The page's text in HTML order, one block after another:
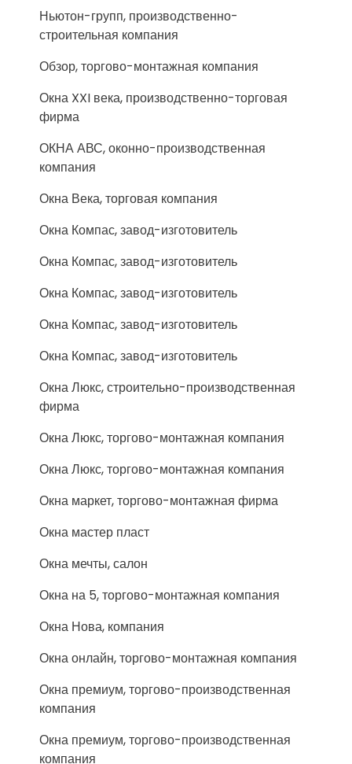
Ньютон-групп, производственно-
строительная компания
Обзор, торгово-монтажная компания
Окна XXI века, производственно-торговая
фирма
ОКНА АВС, оконно-производственная
компания
Окна Века, торговая компания
Окна Компас, завод-изготовитель
Окна Компас, завод-изготовитель
Окна Компас, завод-изготовитель
Окна Компас, завод-изготовитель
Окна Компас, завод-изготовитель
Окна Люкс, строительно-производственная
фирма
Окна Люкс, торгово-монтажная компания
Окна Люкс, торгово-монтажная компания
Окна маркет, торгово-монтажная фирма
Окна мастер пласт
Окна мечты, салон
Окна на 5, торгово-монтажная компания
Окна Нова, компания
Окна онлайн, торгово-монтажная компания
Окна премиум, торгово-производственная
компания
Окна премиум, торгово-производственная
компания